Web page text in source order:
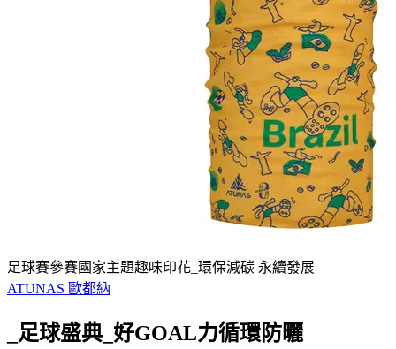
足球賽參賽國家主題趣味印花_環保減碳 永續發展
ATUNAS 歐都納
_足球盛典_好GOAL力循環防曬